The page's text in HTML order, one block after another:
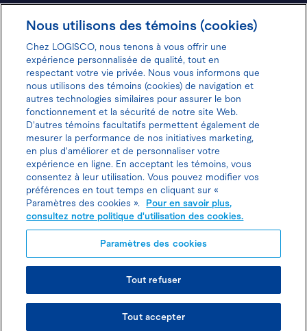
Hôtels
Donnez votre avis pour gagner 100$
Politique d'utilisation des cookies
Politique de protection des
renseignements personnels
© TOUS DROITS RÉSERVÉS LOGISCO 2026
Nous utilisons des témoins (cookies)
Chez LOGISCO, nous tenons à vous offrir une
expérience personnalisée de qualité, tout en
respectant votre vie privée. Nous vous informons que
nous utilisons des témoins (cookies) de navigation et
autres technologies similaires pour assurer le bon
fonctionnement et la sécurité de notre site Web.
D'autres témoins facultatifs permettent également de
mesurer la performance de nos initiatives marketing,
en plus d'améliorer et de personnaliser votre
expérience en ligne. En acceptant les témoins, vous
consentez à leur utilisation. Vous pouvez modifier vos
préférences en tout temps en cliquant sur «
Paramètres des cookies ».
Pour en savoir plus,
consultez notre politique d'utilisation des cookies.
Paramètres des cookies
Tout refuser
Tout accepter